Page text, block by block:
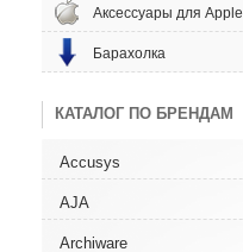
Аксессуары для Apple
Барахолка
КАТАЛОГ ПО БРЕНДАМ
Accusys
AJA
Archiware